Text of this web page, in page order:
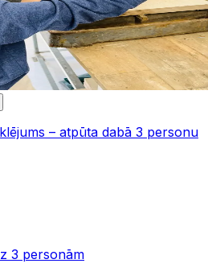
– atpūta dabā 3 personu
3 personām